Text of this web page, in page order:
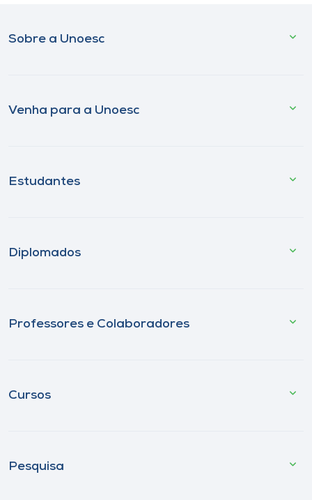
Sobre a Unoesc
Venha para a Unoesc
Estudantes
Diplomados
Professores e Colaboradores
Cursos
Pesquisa